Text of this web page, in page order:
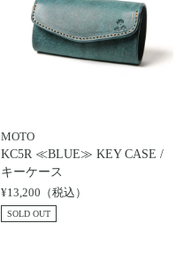
MOTO
KC5R ≪BLUE≫ KEY CASE /
キーケース
¥13,200（税込）
SOLD OUT